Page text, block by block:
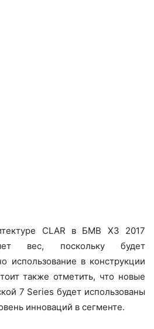
CLAR в БМВ Х3 2017
вес, поскольку будет
использование в конструкции
также отметить, что новые
7 Series будет использованы
инноваций в сегменте.